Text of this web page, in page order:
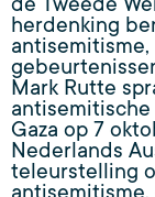
herdenking
Mark Rutte
Gaza op 7
Nederlands
teleurstelling